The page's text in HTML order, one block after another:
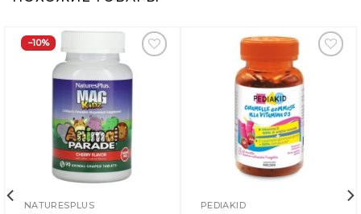
−10%
Добавить
Вишлист
NATURESPLUS
Добавить
Вишлист
PEDIAKID